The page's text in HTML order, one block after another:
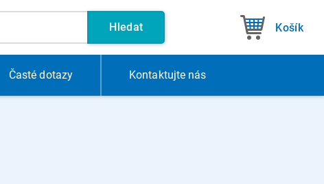
Hledat Košík
Časté dotazy Kontaktujte nás